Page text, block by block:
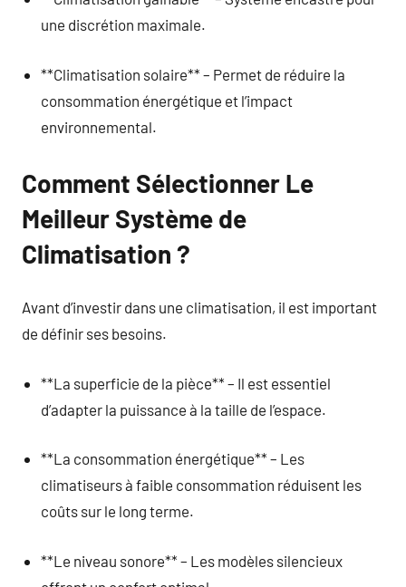
une discrétion maximale.
**Climatisation solaire** – Permet de réduire la
consommation énergétique et l’impact
environnemental.
Comment Sélectionner Le
Meilleur Système de
Climatisation ?
Avant d’investir dans une climatisation, il est important
de définir ses besoins.
**La superficie de la pièce** – Il est essentiel
d’adapter la puissance à la taille de l’espace.
**La consommation énergétique** – Les
climatiseurs à faible consommation réduisent les
coûts sur le long terme.
**Le niveau sonore** – Les modèles silencieux